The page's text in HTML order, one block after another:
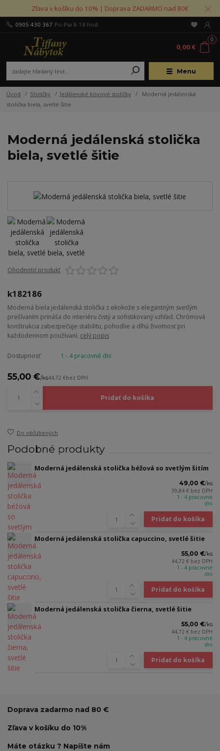
Zľava v košíku do 10% | Doprava ZADARMO nad 80€
Menu
0905 430 367 Po-Pia 8-18 hod.
0
0,00 €
Úvod Stoličky Jedálenské kovové stoličky
Moderná jedálenská
stolička biela, svetlé šitie
Moderná jedálenská stolička
biela, svetlé šitie
Ohodnotiť produkt
k182186
Moderná biela jedálenská stolička z ekokože s elegantným svetlým
prešívaním prináša do interiéru čistý a sofistikovaný vzhľad. Chrómová
konštrukcia zabezpečuje stabilitu, pohodlie a dlhú životnosť pri
každodennom používaní. celý popis
Dostupnosť 1 - 4 pracovné dni
55,00 €/ks44,72 €bez DPH
Pridať do košíka
Do obľúbených
Podobné produkty
Moderná jedálenská stolička béžová so svetlým šitím
49,00 €/ks
39,84 € bez DPH
1 - 4 pracovné
dni
Pridať do košíka
Moderná jedálenská stolička capuccino, svetlé šitie
55,00 €/ks
44,72 € bez DPH
1 - 4 pracovné
dni
Pridať do košíka
Moderná jedálenská stolička čierna, svetlé šitie
55,00 €/ks
44,72 € bez DPH
1 - 4 pracovné
dni
Pridať do košíka
Doprava zadarmo nad 80 €
Zľava v košíku do 10%
Máte otázku ? Napíšte nám